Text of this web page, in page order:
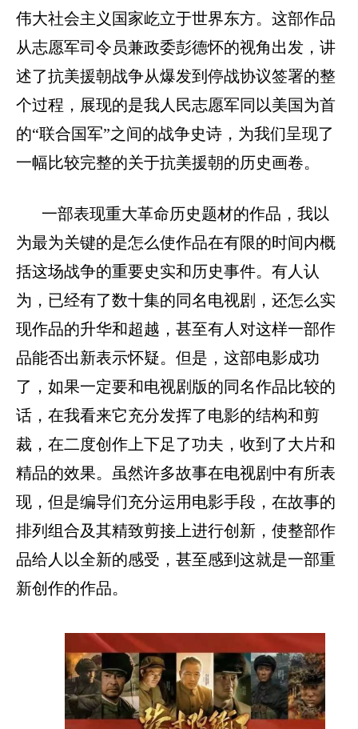
伟大社会主义国家屹立于世界东方。这部作品
从志愿军司令员兼政委彭德怀的视角出发，讲
述了抗美援朝战争从爆发到停战协议签署的整
个过程，展现的是我人民志愿军同以美国为首
的“联合国军”之间的战争史诗，为我们呈现了
一幅比较完整的关于抗美援朝的历史画卷。
一部表现重大革命历史题材的作品，我以
为最为关键的是怎么使作品在有限的时间内概
括这场战争的重要史实和历史事件。有人认
为，已经有了数十集的同名电视剧，还怎么实
现作品的升华和超越，甚至有人对这样一部作
品能否出新表示怀疑。但是，这部电影成功
了，如果一定要和电视剧版的同名作品比较的
话，在我看来它充分发挥了电影的结构和剪
裁，在二度创作上下足了功夫，收到了大片和
精品的效果。虽然许多故事在电视剧中有所表
现，但是编导们充分运用电影手段，在故事的
排列组合及其精致剪接上进行创新，使整部作
品给人以全新的感受，甚至感到这就是一部重
新创作的作品。